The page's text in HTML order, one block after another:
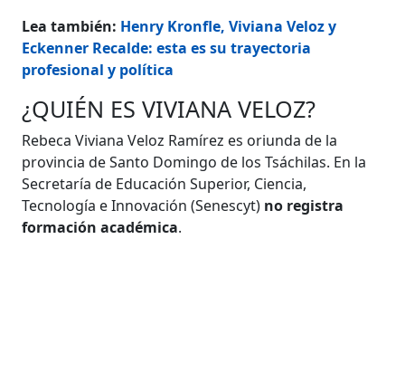
Lea también: Henry Kronfle, Viviana Veloz y
Eckenner Recalde: esta es su trayectoria
profesional y política
¿QUIÉN ES VIVIANA VELOZ?
Rebeca Viviana Veloz Ramírez es oriunda de la
provincia de Santo Domingo de los Tsáchilas. En la
Secretaría de Educación Superior, Ciencia,
Tecnología e Innovación (Senescyt) no registra
formación académica.